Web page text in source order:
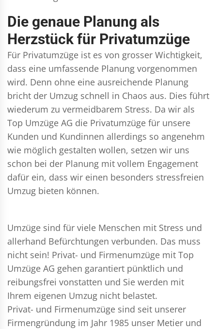
Die genaue Planung als
Herzstück für Privatumzüge
Für Privatumzüge ist es von grosser Wichtigkeit,
dass eine umfassende Planung vorgenommen
wird. Denn ohne eine ausreichende Planung
bricht der Umzug schnell in Chaos aus. Dies führt
wiederum zu vermeidbarem Stress. Da wir als
Top Umzüge AG die Privatumzüge für unsere
Kunden und Kundinnen allerdings so angenehm
wie möglich gestalten wollen, setzen wir uns
schon bei der Planung mit vollem Engagement
dafür ein, dass wir einen besonders stressfreien
Umzug bieten können.
Umzüge sind für viele Menschen mit Stress und
allerhand Befürchtungen verbunden. Das muss
nicht sein! Privat- und Firmenumzüge mit Top
Umzüge AG gehen garantiert pünktlich und
reibungsfrei vonstatten und Sie werden mit
Ihrem eigenen Umzug nicht belastet.
Privat- und Firmenumzüge sind seit unserer
Firmengründung im Jahr 1985 unser Metier und